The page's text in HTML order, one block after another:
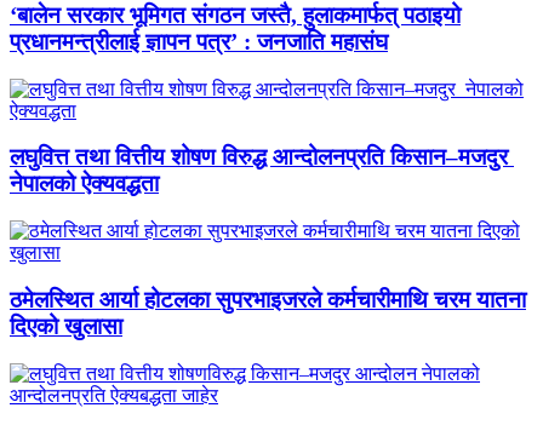
‘बालेन सरकार भूमिगत संगठन जस्तै, हुलाकमार्फत् पठाइयो
प्रधानमन्त्रीलाई ज्ञापन पत्र’ : जनजाति महासंघ
लघुवित्त तथा वित्तीय शोषण विरुद्ध आन्दोलनप्रति किसान–मजदुर
नेपालको ऐक्यवद्धता
ठमेलस्थित आर्या होटलका सुपरभाइजरले कर्मचारीमाथि चरम यातना
दिएको खुलासा